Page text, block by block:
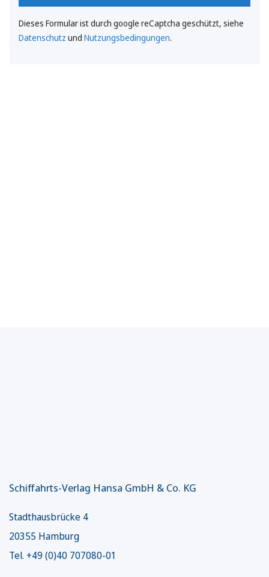
Dieses Formular ist durch google reCaptcha geschützt, siehe
Datenschutz und Nutzungsbedingungen.
Schiffahrts-Verlag Hansa GmbH & Co. KG
Stadthausbrücke 4
20355 Hamburg
Tel. +49 (0)40 707080-01